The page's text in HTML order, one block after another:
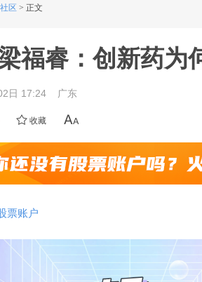
社区 > 正文
福睿：创新药为
日 17:24 广东
收藏
票账户